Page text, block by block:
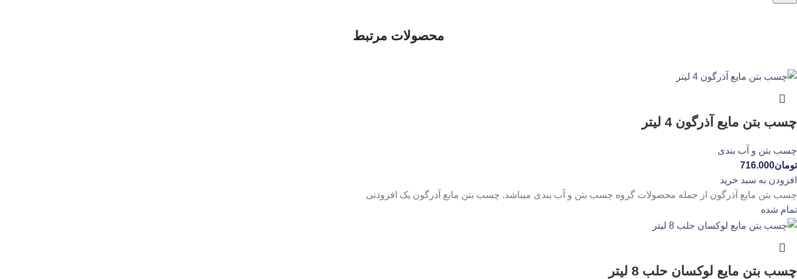
محصولات مرتبط
چسب بتن مایع آذرگون 4 لیتر
چسب بتن و آب بندی
تومان716.000
افزودن به سبد خرید
چسب بتن مایع آذرگون از جمله محصولات گروه چسب بتن و آب بندی میباشد. چسب بتن مایع آذرگون یک افزودنی
تمام شده
چسب بتن مایع لوکسان حلب 8 لیتر